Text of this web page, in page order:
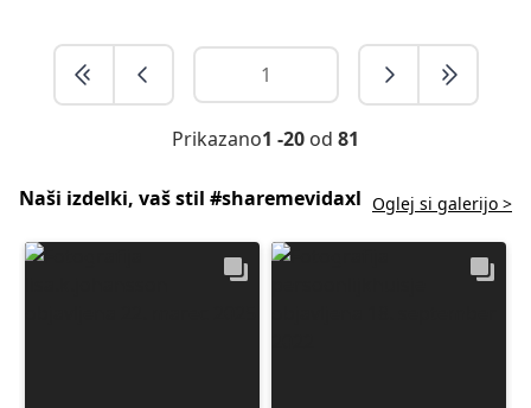
Prikazano1 -20 od 81
Naši izdelki, vaš stil #sharemevidaxl Oglej si galerijo >